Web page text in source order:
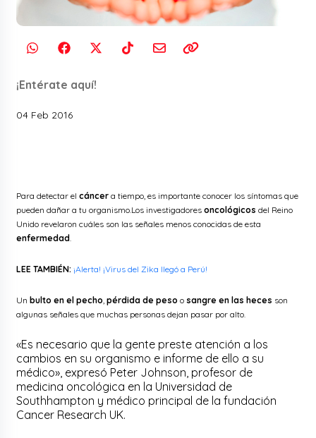
¡Entérate aquí!
04 Feb 2016
Para detectar elcáncer a tiempo, es importante conocer los síntomas que
pueden dañar a tu organismo.Los investigadoresoncológicos del Reino
Unido revelaron cuáles son las señales menos conocidas de esta
enfermedad.
LEE TAMBIÉN: ¡Alerta! ¡Virus del Zika llegó a Perú!
Unbulto en el pecho, pérdida de peso osangre en las heces son
algunas señales que muchas personas dejan pasar por alto.
«Es necesario que la gente preste atención a los
cambios en su organismo e informe de ello a su
médico», expresó Peter Johnson, profesor de
medicina oncológica en la Universidad de
Southhampton y médico principal de la fundación
Cancer Research UK.